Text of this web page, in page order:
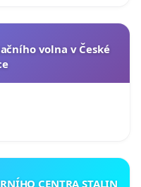
volna v České
CENTRA STALIN